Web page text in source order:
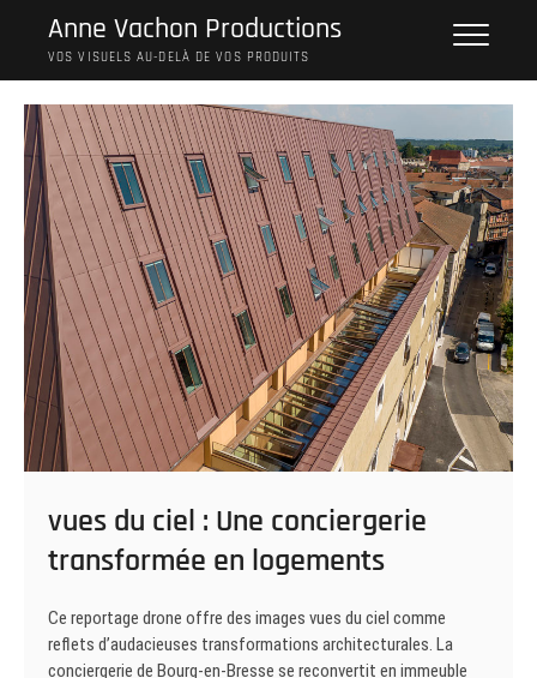
content
Anne Vachon Productions
VOS VISUELS AU-DELÀ DE VOS PRODUITS
vues du ciel : Une conciergerie
transformée en logements
Ce reportage drone offre des images vues du ciel comme
reflets d’audacieuses transformations architecturales. La
conciergerie de Bourg-en-Bresse se reconvertit en immeuble